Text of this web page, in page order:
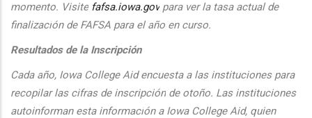
momento. Visite fafsa.iowa.gov para ver la tasa actual de
finalización de FAFSA para el año en curso.
Resultados de la Inscripción
Cada año, Iowa College Aid encuesta a las instituciones para
recopilar las cifras de inscripción de otoño. Las instituciones
autoinforman esta información a Iowa College Aid, quien